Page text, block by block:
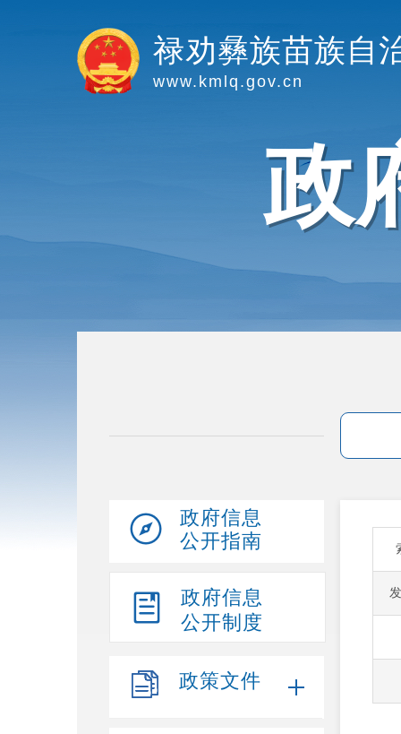
禄劝彝族苗族自
www.kmlq.gov.cn
政
政府信息
公开指南
政府信息
公开制度
政策文件